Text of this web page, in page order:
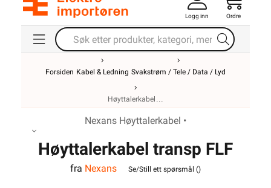
2x2,5
Logg inn Ordre
Forsiden Kabel & Ledning Svakstrøm / Tele / Data / Lyd
Høyttalerkabel
Nexans Høyttalerkabel •
Høyttalerkabel transp FLF
2x2,5
fra Nexans Se/Still ett spørsmål ()